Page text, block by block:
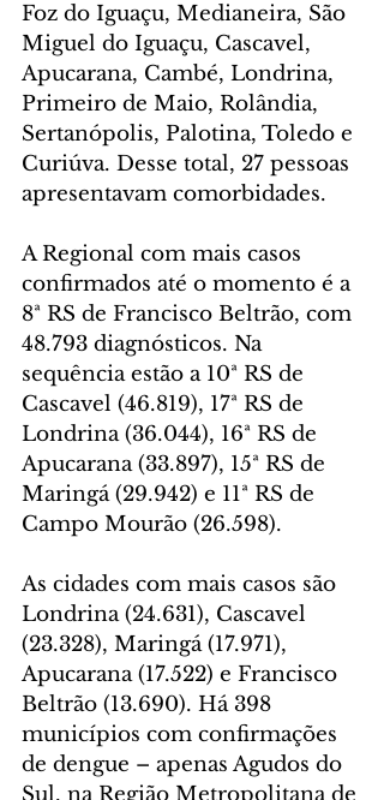
Foz do Iguaçu, Medianeira, São
Miguel do Iguaçu, Cascavel,
Apucarana, Cambé, Londrina,
Primeiro de Maio, Rolândia,
Sertanópolis, Palotina, Toledo e
Curiúva. Desse total, 27 pessoas
apresentavam comorbidades.
A Regional com mais casos
confirmados até o momento é a
8ª RS de Francisco Beltrão, com
48.793 diagnósticos. Na
sequência estão a 10ª RS de
Cascavel (46.819), 17ª RS de
Londrina (36.044), 16ª RS de
Apucarana (33.897), 15ª RS de
Maringá (29.942) e 11ª RS de
Campo Mourão (26.598).
As cidades com mais casos são
Londrina (24.631), Cascavel
(23.328), Maringá (17.971),
Apucarana (17.522) e Francisco
Beltrão (13.690). Há 398
municípios com confirmações
de dengue – apenas Agudos do
Sul, na Região Metropolitana de